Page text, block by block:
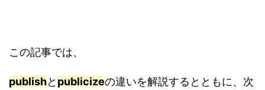
この記事では、
publishと publicizeの違いを解説するとともに、次